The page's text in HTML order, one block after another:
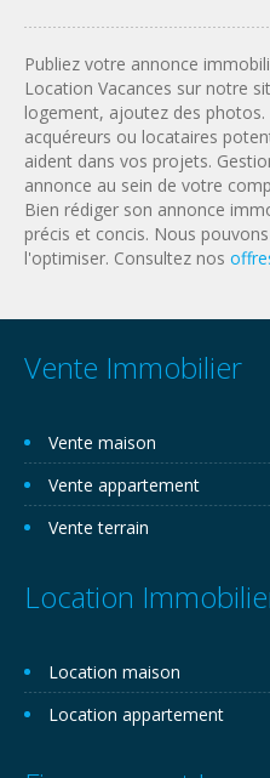
Publiez votre annonce
Location Vacances sur notre
logement, ajoutez des
acquéreurs ou locataires
aident dans vos projets.
annonce au sein de votre
Bien rédiger son annonce
précis et concis. Nous
l'optimiser. Consultez nos
Vente Immobilier
Vente maison
Vente appartement
Vente terrain
Location
Location maison
Location appartement